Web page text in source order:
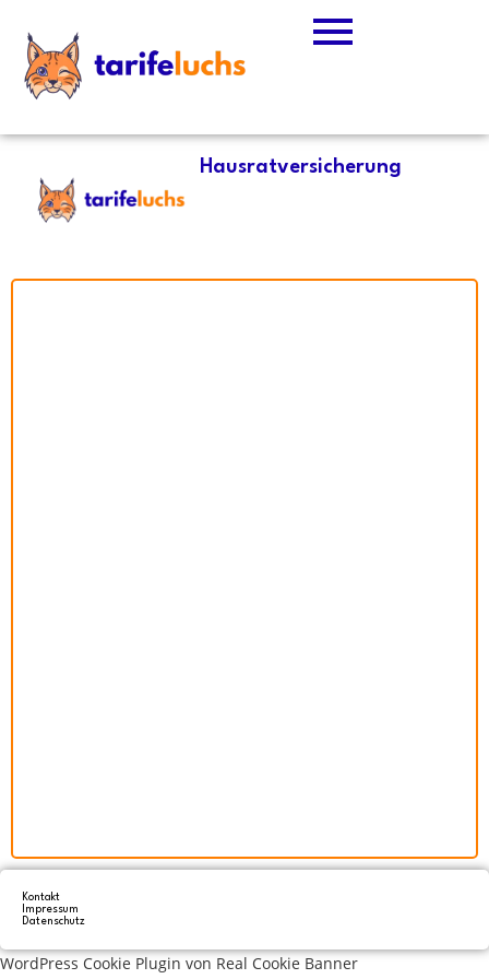
Hausratversicherung
Kontakt
Impressum
Datenschutz
WordPress Cookie Plugin von Real Cookie Banner